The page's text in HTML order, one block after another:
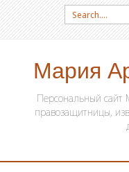
Search for:
Мария
Персональный сайт
правозащитницы,